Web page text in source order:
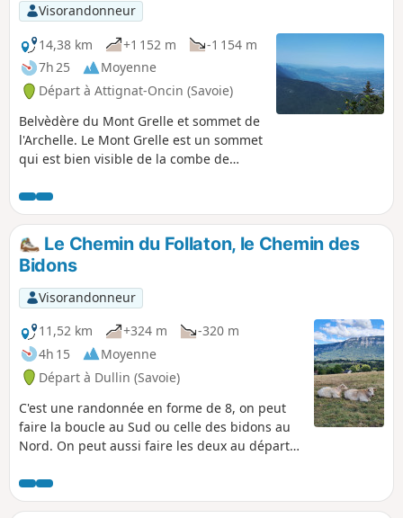
Visorandonneur
14,38 km
+1 152 m
-1 154 m
7h 25
Moyenne
Départ à Attignat-Oncin (Savoie)
Belvèdère du Mont Grelle et sommet de
l'Archelle. Le Mont Grelle est un sommet
qui est bien visible de la combe de
est facilement repérable grâce ou à
cause des pylônes qui sont installés au
sommet. Vu de près ces pylônes ont
malgré tout fière allure, mais ils ne
justifient pas à eux seuls le but de cette
randonnée, qui est intéressante par les
belvédères qu'elle offre sur le lac
d'Aiguebelette et la Chartreuse. Ajout
modérateur au 18/08/2021 : un sentier
en (7) semble difficile à trouver. Voir les
commentaires en bas de cette fiche.
Utiliser un GPS ou l'application
Visorando pour trouver un passage
alternatif
Le Chemin du Follaton, le Chemin des
Bidons
Visorandonneur
11,52 km
+324 m
-320 m
4h 15
Moyenne
Départ à Dullin (Savoie)
C'est une randonnée en forme de 8, on peut
faire la boucle au Sud ou celle des bidons au
Nord. On peut aussi faire les deux au départ